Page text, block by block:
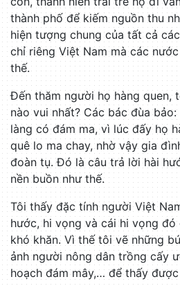
thành phố để kiếm nguồn thu
hiện tượng chung của tất cả
chỉ riêng Việt Nam mà các
thế.
Đến thăm người họ hàng quen,
nào vui nhất? Các bác đùa
làng có đám ma, vì lúc đấy họ
quê lo ma chay, nhờ vậy gia
đoàn tụ. Đó là câu trả lời hài
nền buồn như thế.
Tôi thấy đặc tính người Việt
hước, hi vọng và cái hi vọng
khó khăn. Vì thế tôi vẽ những
ảnh người nông dân trồng cấy
hoạch đám mây,… để thấy